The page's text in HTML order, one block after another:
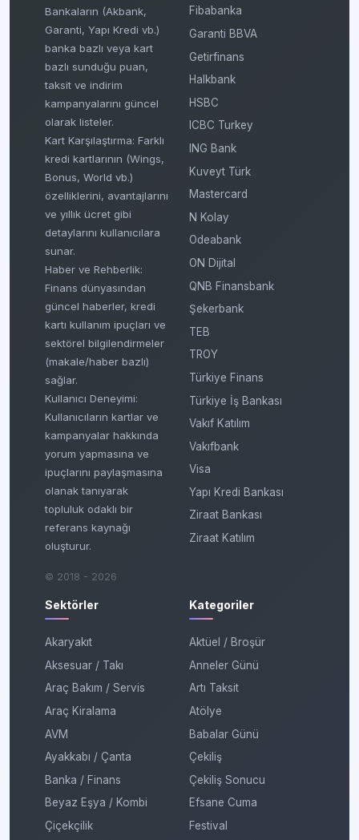
Bankaların (Akbank,
Garanti, Yapı Kredi vb.)
banka bazlı veya kart
bazlı sunduğu puan,
taksit ve indirim
kampanyalarını güncel
olarak listeler.
Kart Karşılaştırma: Farklı
kredi kartlarının (Wings,
Bonus, World vb.)
özelliklerini, avantajlarını
ve yıllık ücret gibi
detaylarını kullanıcılara
sunar.
Haber ve Rehberlik:
Finans dünyasından
güncel haberler, kredi
kartı kullanım ipuçları ve
sektörel bilgilendirmeler
(makale/haber bazlı)
sağlar.
Kullanıcı Deneyimi:
Kullanıcıların kartlar ve
kampanyalar hakkında
yorum yapmasına ve
ipuçlarını paylaşmasına
olanak tanıyarak
topluluk odaklı bir
referans kaynağı
oluşturur.
© 2018 - 2026
Fibabanka
Garanti BBVA
Getirfinans
Halkbank
HSBC
ICBC Turkey
ING Bank
Kuveyt Türk
Mastercard
N Kolay
Odeabank
ON Dijital
QNB Finansbank
Şekerbank
TEB
TROY
Türkiye Finans
Türkiye İş Bankası
Vakıf Katılım
Vakıfbank
Visa
Yapı Kredi Bankası
Ziraat Bankası
Ziraat Katılım
Sektörler
Akaryakıt
Aksesuar / Takı
Araç Bakım / Servis
Araç Kiralama
AVM
Ayakkabı / Çanta
Banka / Finans
Beyaz Eşya / Kombi
Çiçekçilik
Kategoriler
Aktüel / Broşür
Anneler Günü
Artı Taksit
Atölye
Babalar Günü
Çekiliş
Çekiliş Sonucu
Efsane Cuma
Festival